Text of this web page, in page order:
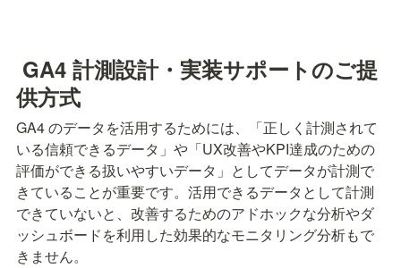
供方式
GA4 のデータを活用するためには、「正しく計測されて
いる信頼できるデータ」や「UX改善やKPI達成のための
評価ができる扱いやすいデータ」としてデータが計測で
きていることが重要です。活用できるデータとして計測
できていないと、改善するためのアドホックな分析やダ
ッシュボードを利用した効果的なモニタリング分析もで
きません。